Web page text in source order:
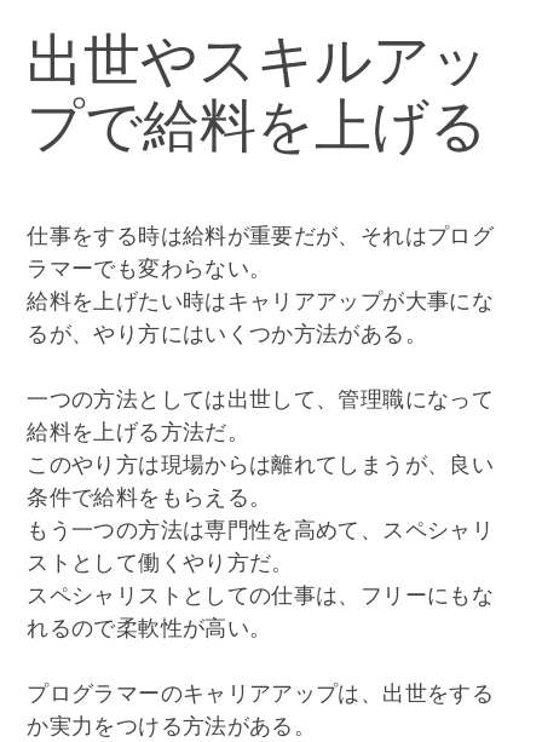
出世やスキルアッ
プで給料を上げる
仕事をする時は給料が重要だが、それはプログ
ラマーでも変わらない。
給料を上げたい時はキャリアアップが大事にな
るが、やり方にはいくつか方法がある。
一つの方法としては出世して、管理職になって
給料を上げる方法だ。
このやり方は現場からは離れてしまうが、良い
条件で給料をもらえる。
もう一つの方法は専門性を高めて、スペシャリ
ストとして働くやり方だ。
スペシャリストとしての仕事は、フリーにもな
れるので柔軟性が高い。
プログラマーのキャリアアップは、出世をする
か実力をつける方法がある。